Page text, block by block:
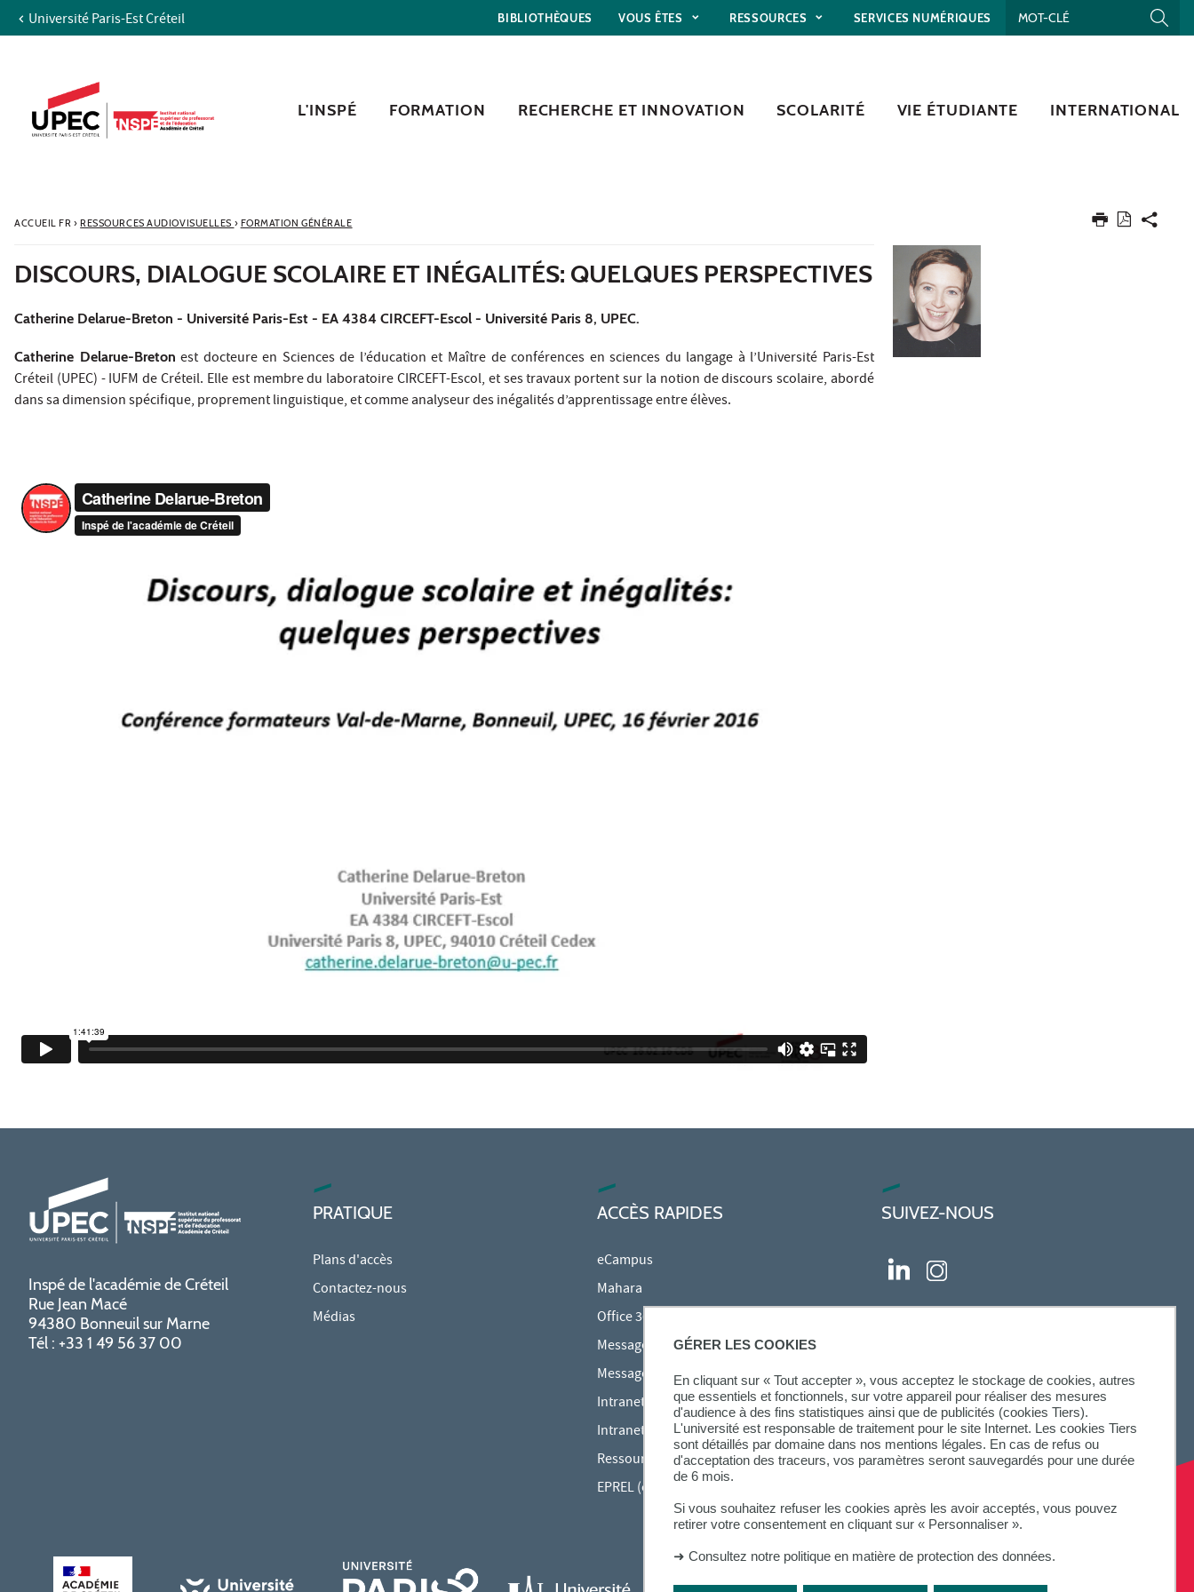
GÉRER LES COOKIES
En cliquant sur « Tout accepter », vous acceptez le stockage de cookies, autres
que essentiels et fonctionnels, sur votre appareil pour réaliser des mesures
d'audience à des fins statistiques ainsi que de publicités (cookies Tiers).
L'université est responsable de traitement pour le site Internet. Les cookies Tiers
sont détaillés par domaine dans nos mentions légales. En cas de refus ou
d'acceptation des traceurs, vos paramètres seront sauvegardés pour une durée
de 6 mois.
Si vous souhaitez refuser les cookies après les avoir acceptés, vous pouvez
retirer votre consentement en cliquant sur « Personnaliser ».
➜ Consultez notre politique en matière de protection des données.
Aller au contenu
Recherche
Université Paris-Est Créteil BIBLIOTHÈQUES VOUS ÊTES RESSOURCES SERVICES NUMÉRIQUES
L'INSPÉ FORMATION RECHERCHE ET INNOVATION SCOLARITÉ VIE ÉTUDIANTE INTERNATIONAL
ACCUEIL FR› RESSOURCES AUDIOVISUELLES › FORMATION GÉNÉRALE
DISCOURS, DIALOGUE SCOLAIRE ET INÉGALITÉS: QUELQUES PERSPECTIVES
Catherine Delarue-Breton - Université Paris-Est - EA 4384 CIRCEFT-Escol - Université Paris 8, UPEC.
Catherine Delarue-Breton est docteure en Sciences de l’éducation et Maître de conférences en sciences du langage à l’Université Paris-Est
Créteil (UPEC) - IUFM de Créteil. Elle est membre du laboratoire CIRCEFT-Escol, et ses travaux portent sur la notion de discours scolaire, abordé
dans sa dimension spécifique, proprement linguistique, et comme analyseur des inégalités d’apprentissage entre élèves.
Inspé de l'académie de Créteil
Rue Jean Macé
94380 Bonneuil sur Marne
Tél : +33 1 49 56 37 00
PRATIQUE
Plans d'accès
Contactez-nous
Médias
ACCÈS RAPIDES
eCampus
Mahara
Office 365
Messagerie des étudiants
Messagerie des personnels
Intranet Inspé
Intranet UPEC
Ressources audiovisuelles Inspé
EPREL (cours en ligne)
SUIVEZ-NOUS